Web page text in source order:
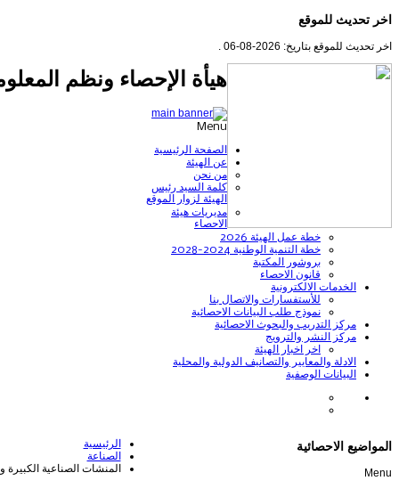
اخر تحديث للموقع
اخر تحديث للموقع بتاريخ: 2026-08-06 .
هيأة الإحصاء ونظم
Menu
الصفحة الرئيسية
عن الهيئة
من نحن
كلمة السيد رئيس
الهيئة لزوار الموقع
مديريات هيئة
الاحصاء
خطة عمل الهيئة 2026
خطة التنمية الوطنية 2024-2028
بروشور المكتبة
قانون الاحصاء
الخدمات الالكترونية
للأستفسارات والاتصال بنا
نموذج طلب البيانات الاحصائية
مركز التدريب والبحوث الاحصائية
مركز النشر والترويج
اخر اخبار الهيئة
الادلة والمعايير والتصانيف الدولية والمحلية
البيانات الوصفية
الرئيسية
الصناعة
المنشات الصناعية الكبيرة
المواضيع الاحصائية
Menu